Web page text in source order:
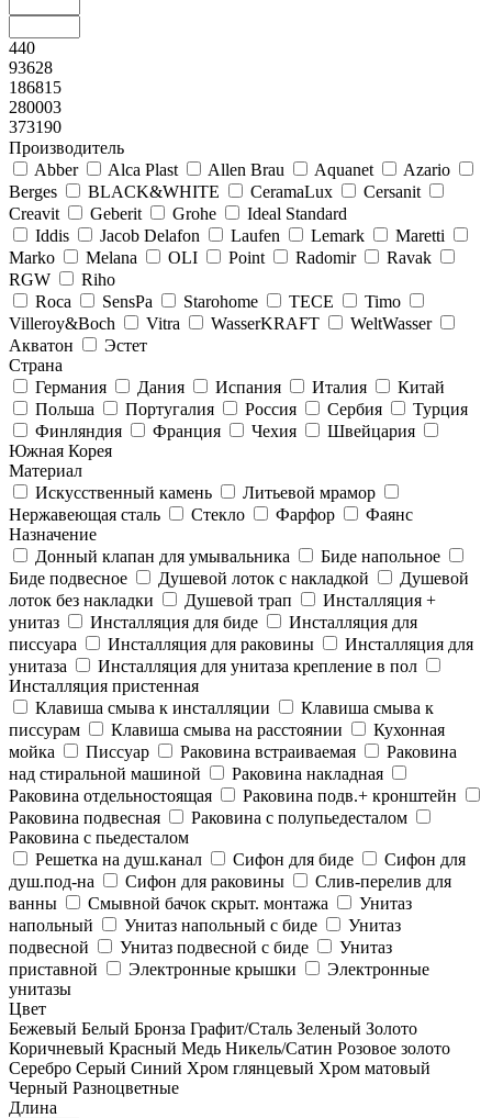
440
93628
186815
280003
373190
Производитель
Abber
Alca Plast Allen Brau Aquanet
Azario
Berges
BLACK&WHITE CeramaLux
Cersanit
Creavit
Geberit Grohe
Ideal Standard
Iddis
Jacob Delafon Laufen Lemark
Maretti
Marko
Melana OLI Point Radomir
Ravak
RGW
Riho
Roca
SensPa Starohome TECE
Timo
Villeroy&Boсh
Vitra WasserKRAFT
WeltWasser
Акватон
Эстет
Страна
Германия
Дания Испания Италия
Китай
Польша
Португалия Россия Сербия
Турция
Финляндия
Франция Чехия
Швейцария
Южная Корея
Материал
Искусственный камень
Литьевой мрамор
Нержавеющая сталь
Стекло Фарфор
Фаянс
Назначение
Донный клапан для умывальника
Биде напольное
Биде подвесное
Душевой лоток с накладкой
Душевой
лоток без накладки
Душевой трап
Инсталляция +
унитаз
Инсталляция для биде
Инсталляция для
писсуара
Инсталляция для раковины
Инсталляция для
унитаза
Инсталляция для унитаза крепление в пол
Инсталляция пристенная
Клавиша смыва к инсталляции
Клавиша смыва к
писсурам
Клавиша смыва на расстоянии
Кухонная
мойка
Писсуар Раковина встраиваемая
Раковина
над стиральной машиной
Раковина накладная
Раковина отдельностоящая
Раковина подв.+ кронштейн
Раковина подвесная
Раковина с полупьедесталом
Раковина с пьедесталом
Решетка на душ.канал
Сифон для биде
Сифон для
душ.под-на
Сифон для раковины
Слив-перелив для
ванны
Смывной бачок скрыт. монтажа
Унитаз
напольный
Унитаз напольный с биде
Унитаз
подвесной
Унитаз подвесной с биде
Унитаз
приставной
Электронные крышки
Электронные
унитазы
Цвет
Бежевый Белый Бронза Графит/Сталь Зеленый Золото
Коричневый Красный Медь Никель/Сатин Розовое золото
Серебро Серый Синий Хром глянцевый Хром матовый
Черный Разноцветные
Длина